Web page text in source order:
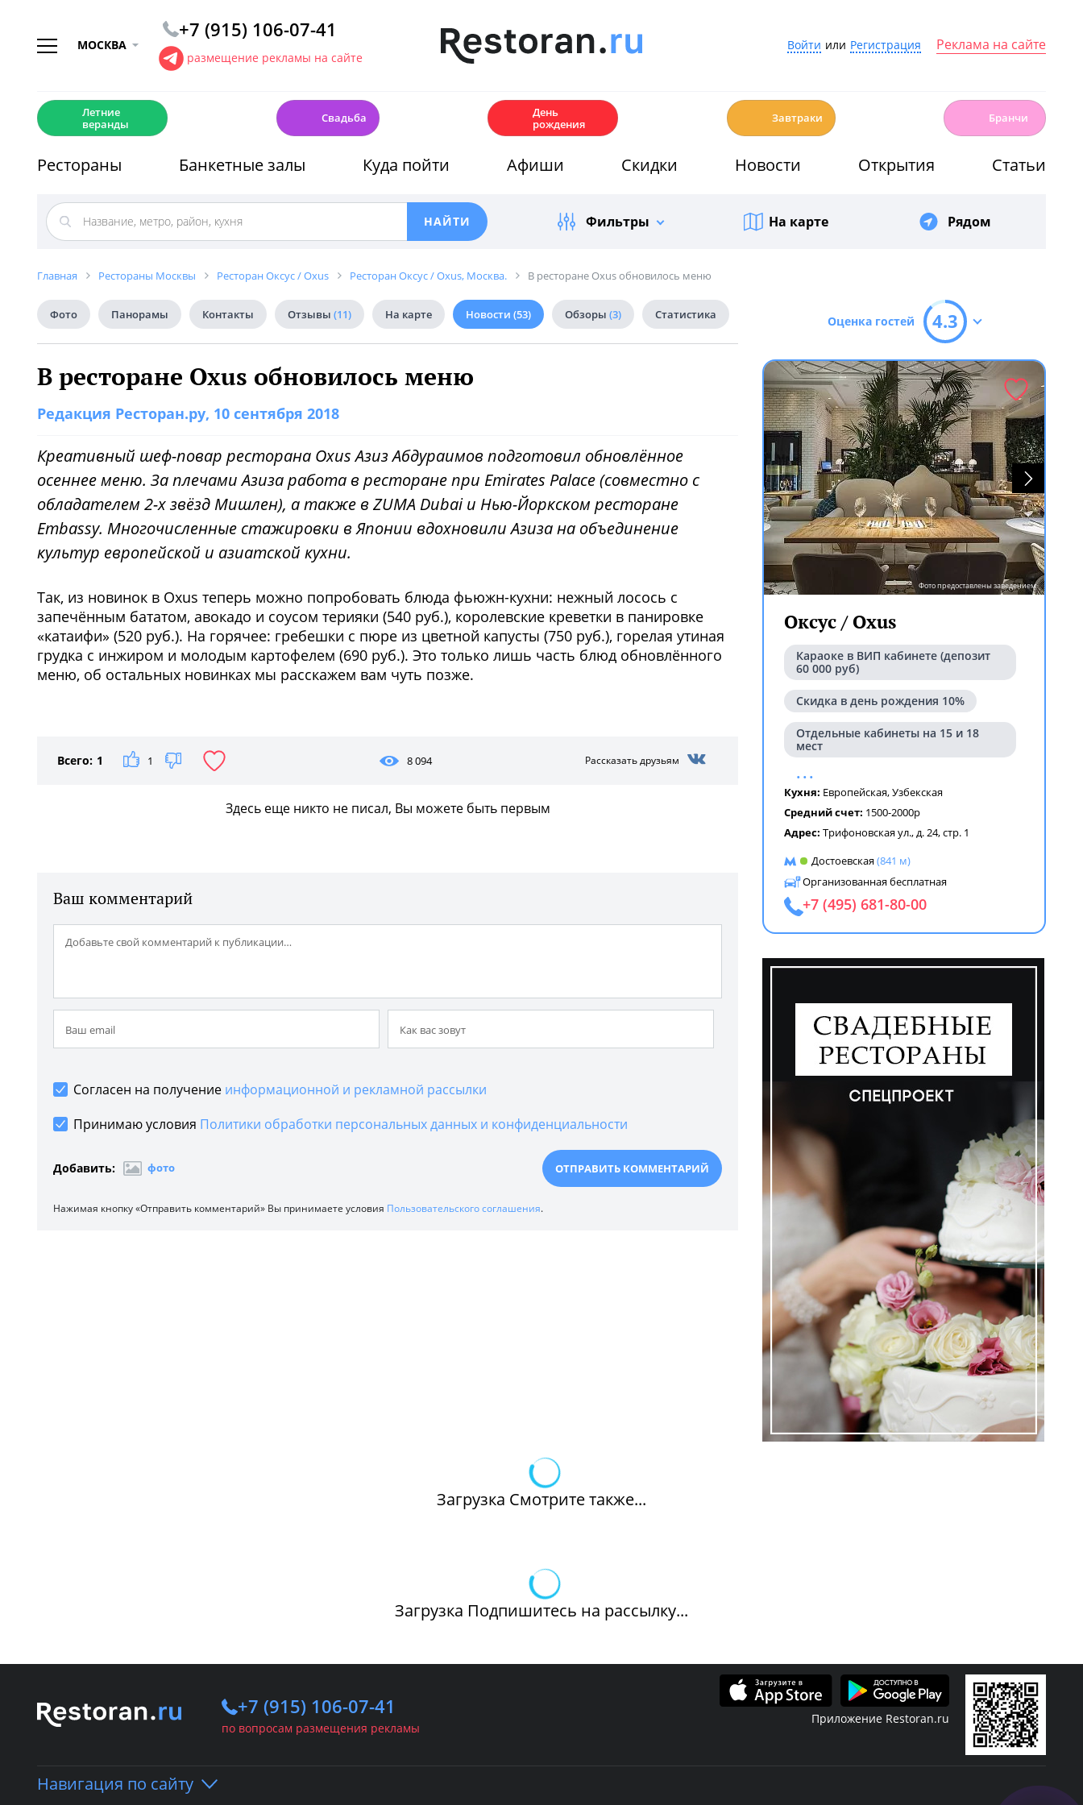
МОСКВА
+7 (915) 106-07-41
размещение рекламы на сайте
Войти или Регистрация Реклама на сайте
Летние
веранды
Свадьба
День
рождения
Завтраки Бранчи
Рестораны Банкетные залы Куда пойти Афиши Скидки Новости Открытия Статьи
Фильтры На карте Рядом
Главная Рестораны Москвы Ресторан Оксус / Oxus Ресторан Оксус / Oxus, Москва. В ресторане Oxus обновилось меню
Фото Панорамы Контакты Отзывы (11) На карте Новости (53) Обзоры (3) Статистика
В ресторане Oxus обновилось меню
Редакция Ресторан.ру, 10 сентября 2018
Креативный шеф-повар ресторана Oxus Азиз Абдураимов подготовил обновлённое
осеннее меню. За плечами Азиза работа в ресторане при Emirates Palace (совместно с
обладателем 2-х звёзд Мишлен), а также в ZUMA Dubai и Нью-Йоркском ресторане
Embassy. Многочисленные стажировки в Японии вдохновили Азиза на объединение
культур европейской и азиатской кухни.
Так, из новинок в Oxus теперь можно попробовать блюда фьюжн-кухни: нежный лосось с
запечённым бататом, авокадо и соусом терияки (540 руб.), королевские креветки в панировке
«катаифи» (520 руб.). На горячее: гребешки с пюре из цветной капусты (750 руб.), горелая утиная
грудка с инжиром и молодым картофелем (690 руб.). Это только лишь часть блюд обновлённого
меню, об остальных новинках мы расскажем вам чуть позже.
Всего: 1 1 8 094 Рассказать друзьям
Здесь еще никто не писал, Вы можете быть первым
Ваш комментарий
Согласен на получение информационной и рекламной рассылки
Принимаю условия Политики обработки персональных данных и конфиденциальности
Добавить: фото
Нажимая кнопку «Отправить комментарий» Вы принимаете условия Пользовательского соглашения.
Оценка гостей 4.3
Фото предоставлены заведением
Оксус / Oxus
Караоке в ВИП кабинете (депозит
60 000 руб)
Скидка в день рождения 10%
Отдельные кабинеты на 15 и 18
мест
...
Кухня: Европейская,Узбекская
Средний счет: 1500-2000р
Адрес: Трифоновская ул., д. 24, стр. 1
Достоевская(841 м)
Организованная бесплатная
+7 (495) 681-80-00
Загрузка Смотрите также...
Загрузка Подпишитесь на рассылку...
+7 (915) 106-07-41
по вопросам размещения рекламы
Приложение Restoran.ru
Навигация по сайту